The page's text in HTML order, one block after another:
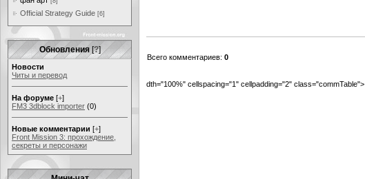
Official Strategy Guide [6]
Обновления [?]
Новости
Читы и перевод
На форуме [+]
FM3 3dblock importer (0)
Новые комментарии [+]
Front Mission 3: прохождение,
секреты и персонажи
Всего комментариев: 0
dth="100%" cellspacing="1" cellpadding="2" class="commTable">